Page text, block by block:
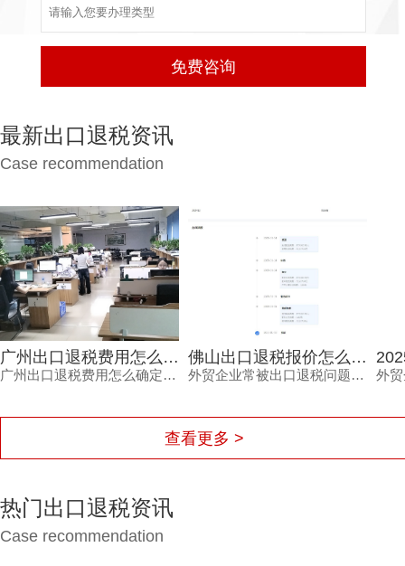
最新出口退税资讯
Case recommendation
广州出口退税费用怎么确定？这三个细节不看清容易钱货两空
广州出口退税费用怎么确定？不同代理机构报价差异大，背后隐藏着服务范围、团队专业度、流程透明度与售后保障的多重考量。本文结合外贸企业真实痛点，梳理费用确定的三大细节，帮助负责人避开退税路上的坑，让每一笔销售收入都退得安心。
佛山出口退税报价怎么确定？每月报关单量是关键参考因素
外贸企业常被出口退税问题困扰，佛山出口退税报价怎么确定？本文从每月报关单量等维度拆解，帮助负责人了解报价逻辑。
查看更多 >
热门出口退税资讯
Case recommendation